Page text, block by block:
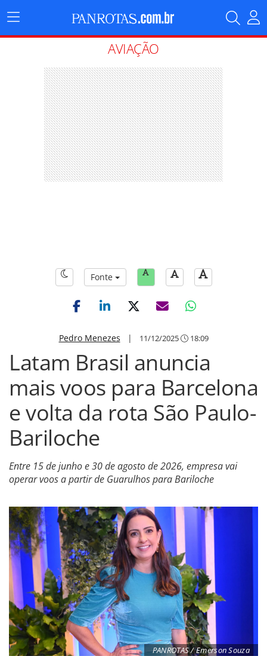
Menu
Principal
AVIAÇÃO
Fonte
Pedro Menezes | 11/12/2025 18:09
Latam Brasil anuncia
mais voos para Barcelona
e volta da rota São Paulo-
Bariloche
Entre 15 de junho e 30 de agosto de 2026, empresa vai
operar voos a partir de Guarulhos para Bariloche
PANROTAS / Emerson Souza